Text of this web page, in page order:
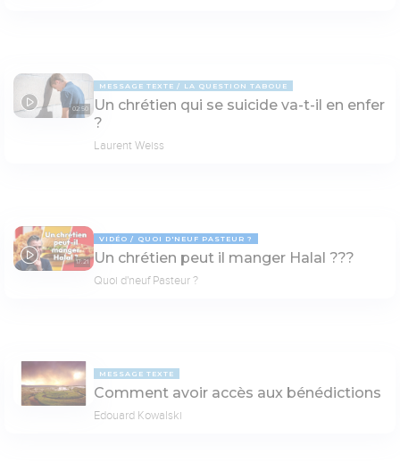
02:50
MESSAGE TEXTE LA QUESTION TABOUE
Un chrétien qui se suicide va-t-il en enfer
?
Laurent Weiss
17:21
VIDÉO QUOI D'NEUF PASTEUR ?
Un chrétien peut il manger Halal ???
Quoi d'neuf Pasteur ?
MESSAGE TEXTE
Comment avoir accès aux bénédictions
Edouard Kowalski